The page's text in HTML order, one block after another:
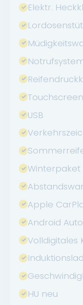
Elektr.
Touchscreen
USB
Winterpaket
Apple
Android Auto
Volldigitales
HU neu